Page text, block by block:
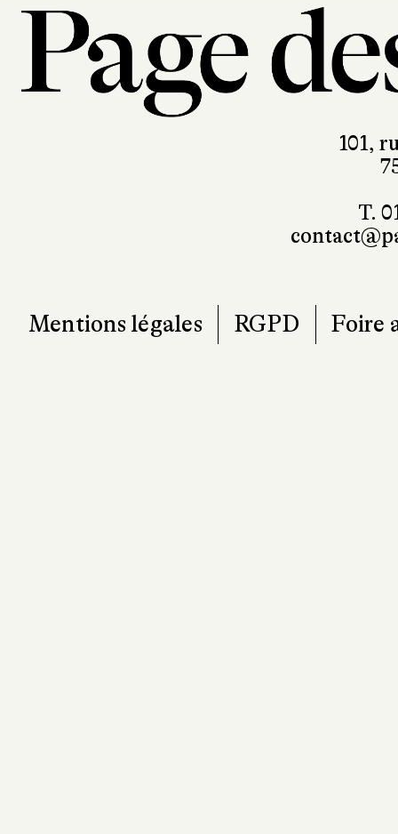
101,
T.
Mentions légales RGPD Foire